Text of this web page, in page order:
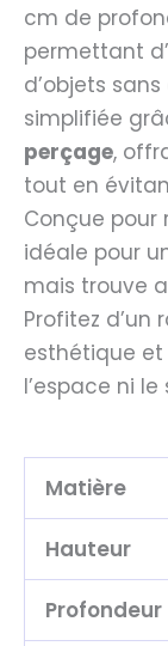
cm de
permettant
d’objets
simplifiée
perçage,
tout en
Conçue pour
idéale pour
mais trouve
Profitez
esthétique
l’espace ni le
Matière
Hauteur
Profondeur